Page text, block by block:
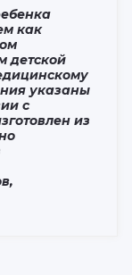
как
детской
указаны
с
из